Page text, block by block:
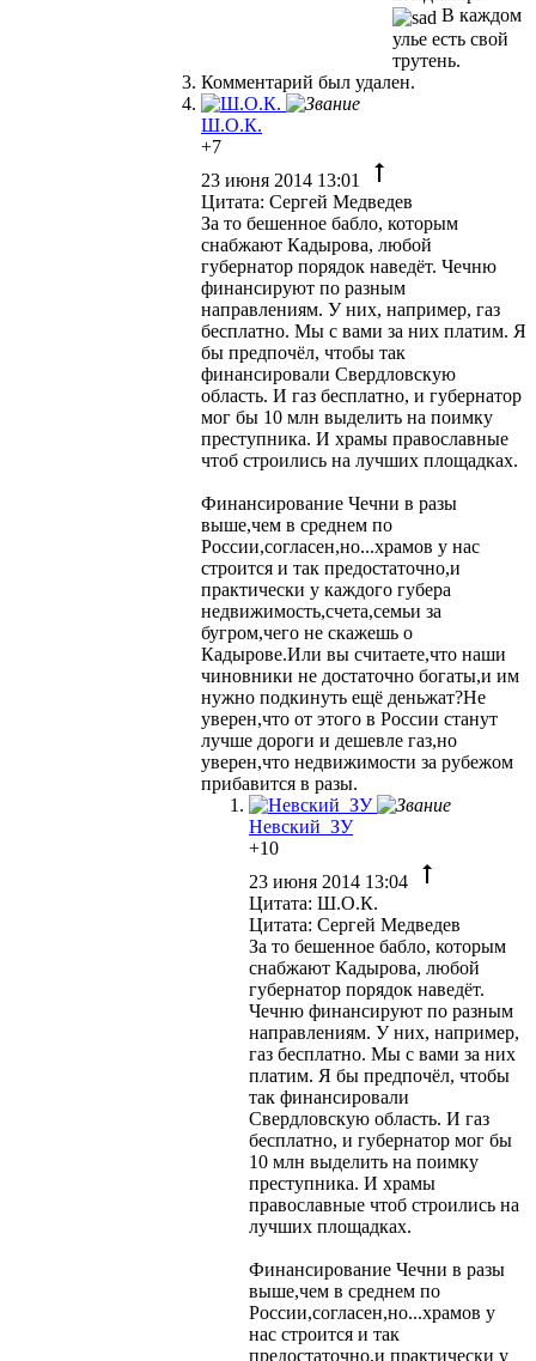
В каждом
улье есть свой
трутень.
Комментарий был удален.
Ш.О.К.
+7
23 июня 2014 13:01
Цитата: Сергей Медведев
За то бешенное бабло, которым
снабжают Кадырова, любой
губернатор порядок наведёт. Чечню
финансируют по разным
направлениям. У них, например, газ
бесплатно. Мы с вами за них платим. Я
бы предпочёл, чтобы так
финансировали Свердловскую
область. И газ бесплатно, и губернатор
мог бы 10 млн выделить на поимку
преступника. И храмы православные
чтоб строились на лучших площадках.
Финансирование Чечни в разы
выше,чем в среднем по
России,согласен,но...храмов у нас
строится и так предостаточно,и
практически у каждого губера
недвижимость,счета,семьи за
бугром,чего не скажешь о
Кадырове.Или вы считаете,что наши
чиновники не достаточно богаты,и им
нужно подкинуть ещё деньжат?Не
уверен,что от этого в России станут
лучше дороги и дешевле газ,но
уверен,что недвижимости за рубежом
прибавится в разы.
Невский_ЗУ
+10
23 июня 2014 13:04
Цитата: Ш.О.К.
Цитата: Сергей Медведев
За то бешенное бабло, которым
снабжают Кадырова, любой
губернатор порядок наведёт.
Чечню финансируют по разным
направлениям. У них, например,
газ бесплатно. Мы с вами за них
платим. Я бы предпочёл, чтобы
так финансировали
Свердловскую область. И газ
бесплатно, и губернатор мог бы
10 млн выделить на поимку
преступника. И храмы
православные чтоб строились на
лучших площадках.
Финансирование Чечни в разы
выше,чем в среднем по
России,согласен,но...храмов у
нас строится и так
предостаточно,и практически у